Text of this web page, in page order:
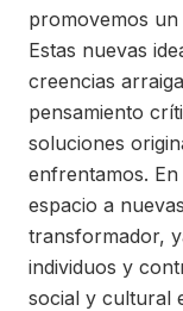
promovemos
Estas nuevas
creencias
pensamiento
soluciones
enfrentamos.
espacio a
transformador,
individuos y
social y cultural